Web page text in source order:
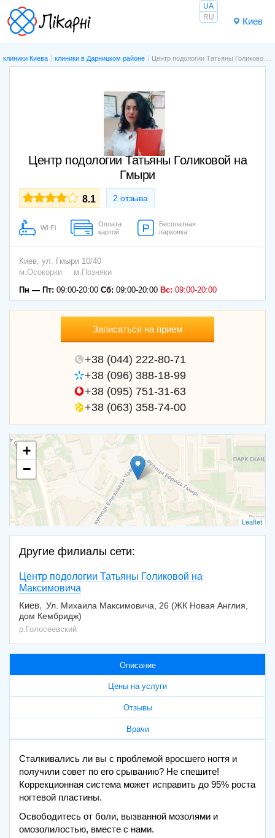
Киев
UA
RU
клиники Киева клиники в Дарницком районе Центр подологии Татьяны Голиковой на Гмыри
Центр подологии Татьяны Голиковой на
Гмыри
8.1 2 отзыва
Wi-Fi
Оплата
картой
Бесплатная
парковка
Киев, ул. Гмыри 10/40
м.Осокорки
м.Позняки
Пн — Пт: 09:00-20:00 Сб: 09:00-20:00 Вс: 09:00-20:00
Записаться на прием
+38 (044) 222-80-71
+38 (096) 388-18-99
+38 (095) 751-31-63
+38 (063) 358-74-00
+
−
Leaflet
Другие филиалы сети:
Центр подологии Татьяны Голиковой на
Максимовича
Киев
Ул. Михаила Максимовича, 26 (ЖК Новая Англия,
дом Кембридж)
р.Голосеевский
Описание
Цены на услуги
Отзывы
Врачи
Сталкивались ли вы с проблемой вросшего ногтя и
получили совет по его срыванию? Не спешите!
Коррекционная система может исправить до 95% роста
ногтевой пластины.
Освободитесь от боли, вызванной мозолями и
омозолилостью, вместе с нами.